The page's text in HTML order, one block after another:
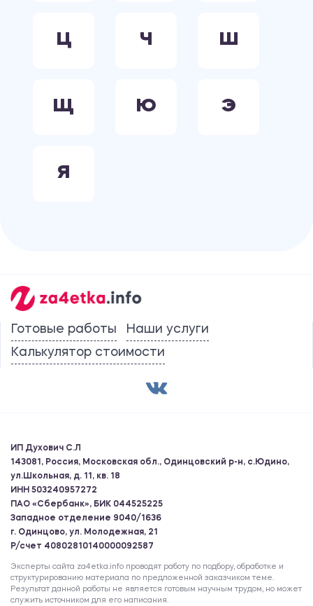
Ц Ч Ш
Щ Ю Э
Я
Готовые работы
Наши услуги
Калькулятор стоимости
ИП Духович С.Л
143081, Россия, Московская обл., Одинцовский р-н, с.Юдино,
ул.Школьная, д. 11, кв. 18
ИНН 503240957272
ПАО «Сбербанк», БИК 044525225
Западное отделение 9040/1636
г. Одинцово, ул. Молодежная, 21
Р/счет 40802810140000092587
Эксперты сайта za4etka.info проводят работу по подбору, обработке и
структурированию материала по предложенной заказчиком теме.
Результат данной работы не является готовым научным трудом, но может
служить источником для его написания.